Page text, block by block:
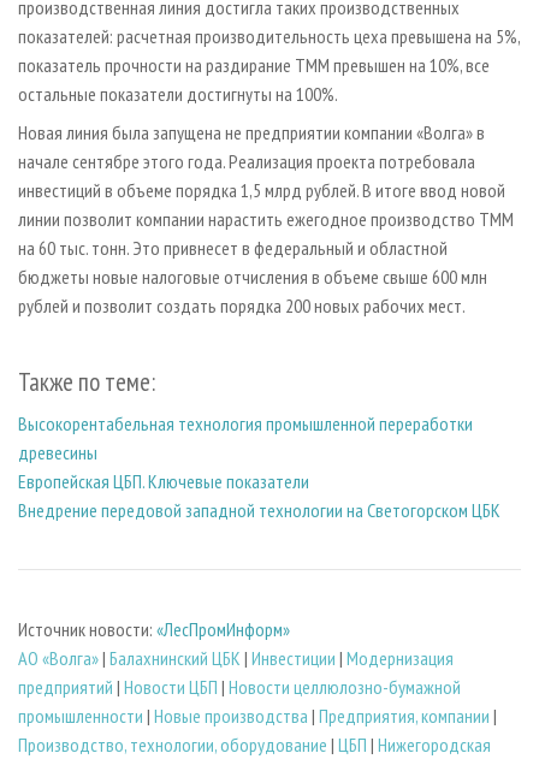
производственная линия достигла таких производственных
показателей: расчетная производительность цеха превышена на 5%,
показатель прочности на раздирание ТММ превышен на 10%, все
остальные показатели достигнуты на 100%.
Новая линия была запущена не предприятии компании «Волга» в
начале сентябре этого года. Реализация проекта потребовала
инвестиций в объеме порядка 1,5 млрд рублей. В итоге ввод новой
линии позволит компании нарастить ежегодное производство ТММ
на 60 тыс. тонн. Это привнесет в федеральный и областной
бюджеты новые налоговые отчисления в объеме свыше 600 млн
рублей и позволит создать порядка 200 новых рабочих мест.
Также по теме:
Высокорентабельная технология промышленной переработки
древесины
Европейская ЦБП. Ключевые показатели
Внедрение передовой западной технологии на Светогорском ЦБК
Источник новости: «ЛесПромИнформ»
АО «Волга»| Балахнинский ЦБК | Инвестиции | Модернизация
предприятий | Новости ЦБП | Новости целлюлозно-бумажной
промышленности | Новые производства | Предприятия, компании |
Производство, технологии, оборудование | ЦБП | Нижегородская